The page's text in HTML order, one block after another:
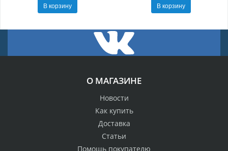
В корзину
В корзину
О МАГАЗИНЕ
Новости
Как купить
Доставка
Статьи
Помощь покупателю